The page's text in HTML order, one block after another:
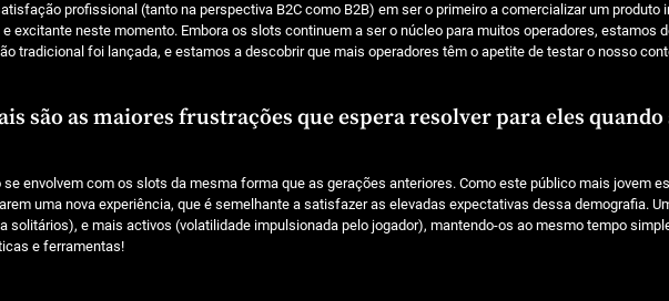
profissional (tanto na perspectiva B2C como B2B) em ser o primeiro a comercializar um produto
excitante neste momento. Embora os slots continuem a ser o núcleo para muitos operadores, estamos
tradicional foi lançada, e estamos a descobrir que mais operadores têm o apetite de testar o nosso
são as maiores frustrações que espera resolver para eles
envolvem com os slots da mesma forma que as gerações anteriores. Como este público mais jovem
uma nova experiência, que é semelhante a satisfazer as elevadas expectativas dessa demografia.
solitários), e mais activos (volatilidade impulsionada pelo jogador), mantendo-os ao mesmo tempo
e ferramentas!